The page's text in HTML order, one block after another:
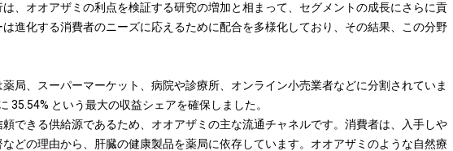
、オオアザミの利点を検証する研究の増加と相まって、セグメントの成長にさらに貢
進化する消費者のニーズに応えるために配合を多様化しており、その結果、この分野
局、スーパーマーケット、病院や診療所、オンライン小売業者などに分割されていま
35.54% という最大の収益シェアを確保しました。
できる供給源であるため、オオアザミの主な流通チャネルです。消費者は、入手しや
どの理由から、肝臓の健康製品を薬局に依存しています。オオアザミのような自然療